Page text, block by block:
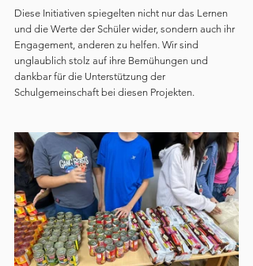
Diese Initiativen spiegelten nicht nur das Lernen
und die Werte der Schüler wider, sondern auch ihr
Engagement, anderen zu helfen. Wir sind
unglaublich stolz auf ihre Bemühungen und
dankbar für die Unterstützung der
Schulgemeinschaft bei diesen Projekten.